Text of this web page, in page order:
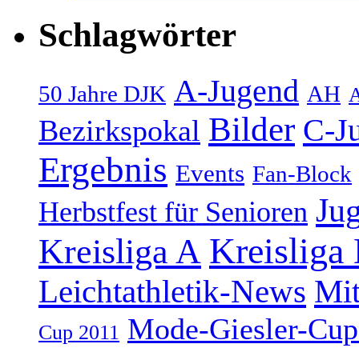
Schlagwörter
50 Jahre DJK A-Jugend AH
Bezirkspokal Bilder C-
Ergebnis Events Fan-Block
Herbstfest für Senioren
Kreisliga A Kreisliga
Leichtathletik-News
Cup 2011 Mode-Giesler-